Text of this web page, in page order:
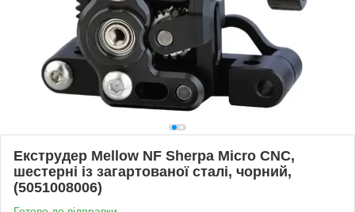
Екструдер Mellow NF Sherpa Micro CNC,
шестерні із загартованої сталі, чорний,
(5051008006)